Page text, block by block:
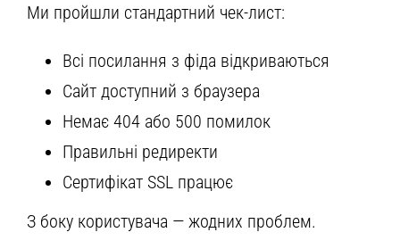
Ми пройшли стандартний чек-лист:
Всі посилання з фіда відкриваються
Сайт доступний з браузера
Немає 404 або 500 помилок
Правильні редиректи
Сертифікат SSL працює
З боку користувача — жодних проблем.